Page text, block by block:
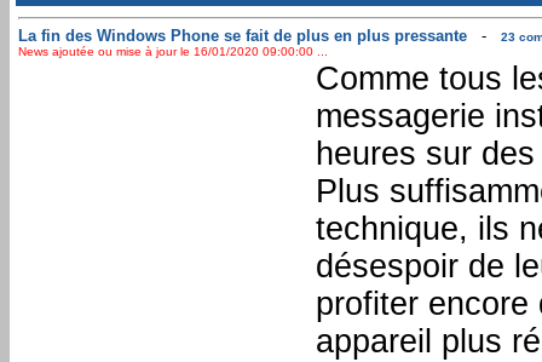
La fin des Windows Phone se fait de plus en plus pressante -
23
News ajoutée ou mise à jour le 16/01/2020 09:00:00 ...
Comme tous
messagerie
heures sur
Plus
technique, ils
désespoir de
profiter encore
appareil plus